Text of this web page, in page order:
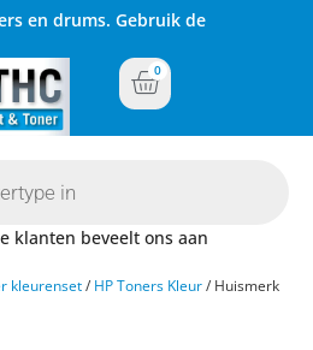
en drums. Gebruik de
0
klanten beveelt ons aan
kleurenset/ HP Toners Kleur/ Huismerk